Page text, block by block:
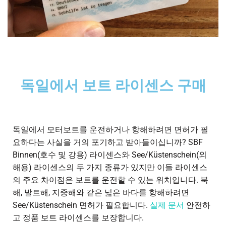
독일에서 보트 라이센스 구매
독일에서 모터보트를 운전하거나 항해하려면 면허가 필
요하다는 사실을 거의 포기하고 받아들이십니까? SBF
Binnen(호수 및 강용) 라이센스와 See/Küstenschein(외
해용) 라이센스의 두 가지 종류가 있지만 이들 라이센스
의 주요 차이점은 보트를 운전할 수 있는 위치입니다. 북
해, 발트해, 지중해와 같은 넓은 바다를 항해하려면
See/Küstenschein 면허가 필요합니다. 실제 문서 안전하
고 정품 보트 라이센스를 보장합니다.